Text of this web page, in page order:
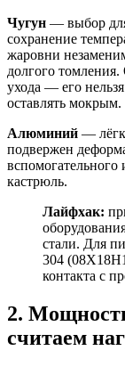
Чугун — выбор
сохранение
жаровни
долгого
ухода — его
оставлять мокрым.
Алюминий —
подвержен
кастрюль.
Лайфхак:
стали. Для
304
контакта с
2.
считаем